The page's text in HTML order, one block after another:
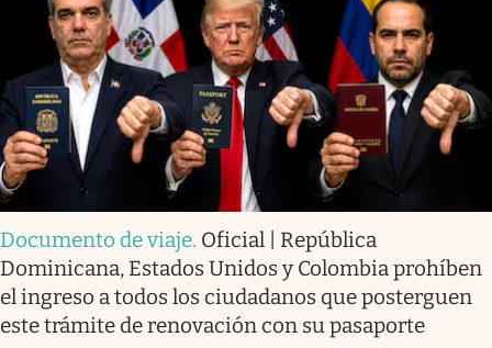
Documento de viaje. Oficial | República
Dominicana, Estados Unidos y Colombia prohíben
el ingreso a todos los ciudadanos que posterguen
este trámite de renovación con su pasaporte